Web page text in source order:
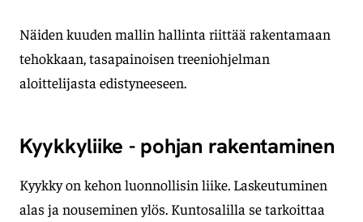
Näiden kuuden mallin hallinta riittää rakentamaan
tehokkaan, tasapainoisen treeniohjelman
aloittelijasta edistyneeseen.
Kyykkyliike - pohjan rakentaminen
Kyykky on kehon luonnollisin liike. Laskeutuminen
alas ja nouseminen ylös. Kuntosalilla se tarkoittaa